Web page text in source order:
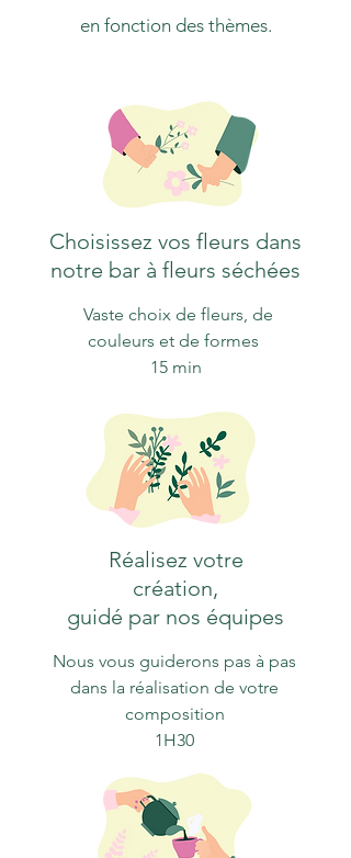
en fonction des thèmes.
Choisissez vos fleurs dans
notre bar à fleurs séchées
Vaste choix de fleurs, de
couleurs et de formes
15 min
Réalisez votre
création,
guidé par nos équipes
Nous vous guiderons pas à pas
dans la réalisation de votre
composition
1H30